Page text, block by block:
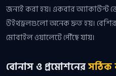
জন্যই করা হয়। একবার অ্যাকাউন্ট
উইথড্রলগুলো অনেক দ্রুত হয়।
মোবাইল ওয়ালেটে পৌঁছে যায়।
বোনাস ও প্রমোশনেরসঠিক